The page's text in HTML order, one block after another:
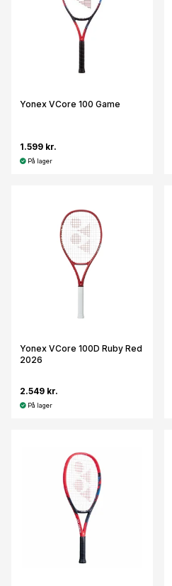
Yonex VCore 100 Game
1.599 kr.
På lager
Yonex VCore 100D Ruby Red
2026
2.549 kr.
På lager